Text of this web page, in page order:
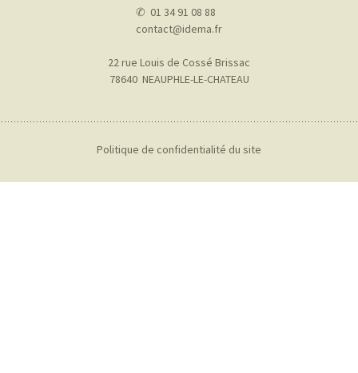
✆ 01 34 91 08 88
contact@idema.fr
22 rue Louis de Cossé Brissac
78640 NEAUPHLE-LE-CHATEAU
Politique de confidentialité du site